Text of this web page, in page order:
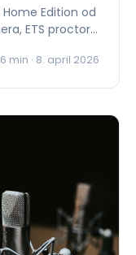
Edition od
ETS proctori.
6 min · 8. april 2026